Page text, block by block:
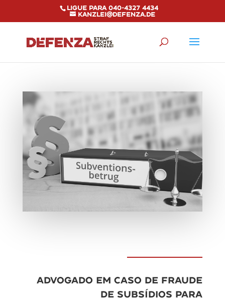
Ligue para 040-4327 4434
kanzlei@defenza.de
Advogado em caso de fraude
de subsídios para